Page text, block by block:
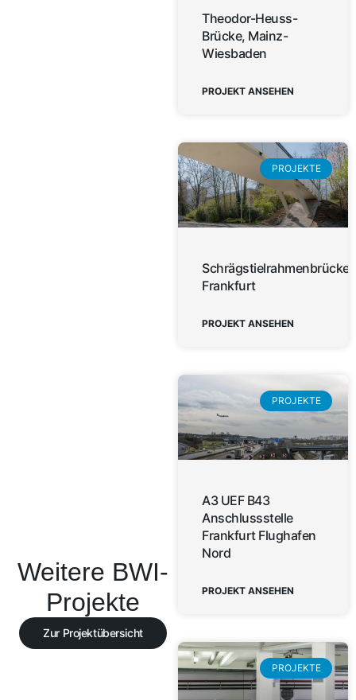
Weitere BWI-
Projekte
Zur Projektübersicht
Theodor-Heuss-
Brücke, Mainz-
Wiesbaden
PROJEKT ANSEHEN
PROJEKTE
Frankfurt
PROJEKT ANSEHEN
PROJEKTE
A3 UEF B43
Anschlussstelle
Frankfurt Flughafen
Nord
PROJEKT ANSEHEN
PROJEKTE